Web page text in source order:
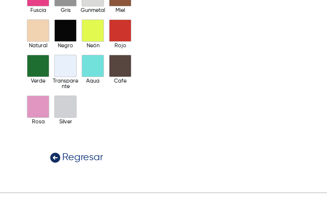
Fuscia Gris Gunmetal Miel
Natural Negro Neón Rojo
Verde
Transpare
nte
Aqua Cafe
Rosa Silver
Regresar